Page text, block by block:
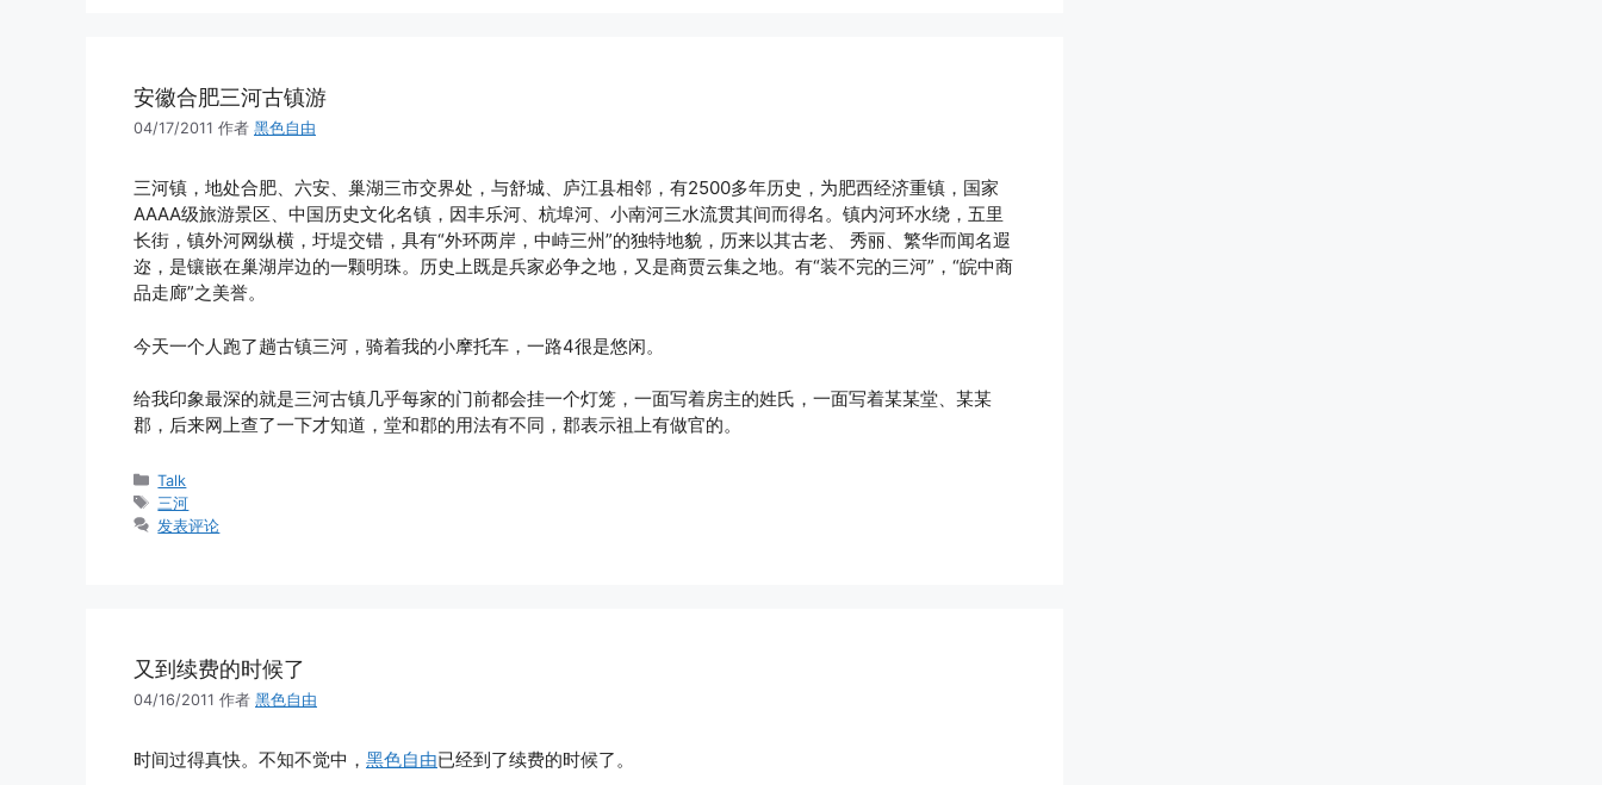
安徽合肥三河古镇游
04/17/2011 作者 黑色自由
三河镇，地处合肥、六安、巢湖三市交界处，与舒城、庐江县相邻，有2500多年历史，为肥西经济重镇，国家
AAAA级旅游景区、中国历史文化名镇，因丰乐河、杭埠河、小南河三水流贯其间而得名。镇内河环水绕，五里
长街，镇外河网纵横，圩堤交错，具有“外环两岸，中峙三州”的独特地貌，历来以其古老、 秀丽、繁华而闻名遐
迩，是镶嵌在巢湖岸边的一颗明珠。历史上既是兵家必争之地，又是商贾云集之地。有“装不完的三河”，“皖中商
品走廊”之美誉。
今天一个人跑了趟古镇三河，骑着我的小摩托车，一路4很是悠闲。
给我印象最深的就是三河古镇几乎每家的门前都会挂一个灯笼，一面写着房主的姓氏，一面写着某某堂、某某
郡，后来网上查了一下才知道，堂和郡的用法有不同，郡表示祖上有做官的。
分
类
Talk
标
签
三河
发表评论
又到续费的时候了
04/16/2011 作者 黑色自由
时间过得真快。不知不觉中， 黑色自由已经到了续费的时候了。